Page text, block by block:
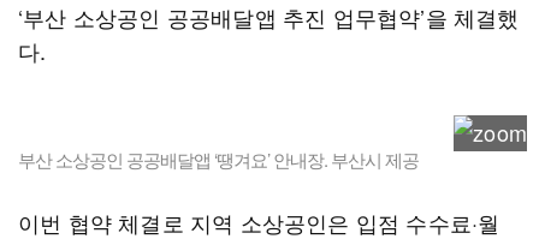
‘부산 소상공인 공공배달앱 추진 업무협약’을 체결했
다.
부산 소상공인 공공배달앱 ‘땡겨요’ 안내장. 부산시 제공
이번 협약 체결로 지역 소상공인은 입점 수수료·월